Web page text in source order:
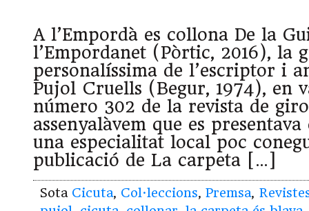
A l’Empordà es collona De la
l’Empordanet (Pòrtic, 2016), la
personalíssima de l’escriptor i
Pujol Cruells (Begur, 1974), en
número 302 de la revista de
assenyalàvem que es
una especialitat local poc
publicació de La carpeta […]
Sota Cicuta, Col·leccions, Premsa,